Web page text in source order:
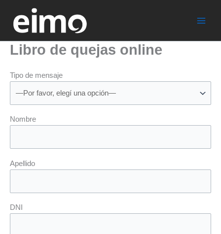
contenido
Libro de quejas online
Tipo de mensaje
Nombre
Apellido
DNI